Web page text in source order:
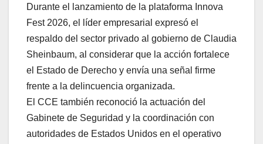
Durante el lanzamiento de la plataforma Innova
Fest 2026, el líder empresarial expresó el
respaldo del sector privado al gobierno de Claudia
Sheinbaum, al considerar que la acción fortalece
el Estado de Derecho y envía una señal firme
frente a la delincuencia organizada.
El CCE también reconoció la actuación del
Gabinete de Seguridad y la coordinación con
autoridades de Estados Unidos en el operativo